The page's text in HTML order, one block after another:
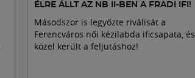
ÉLRE ÁLLT AZ NB II-BEN A FRADI IFI!
Másodszor is legyőzte riválisát a
Ferencváros női kézilabda ificsapata, és
közel került a feljutáshoz!